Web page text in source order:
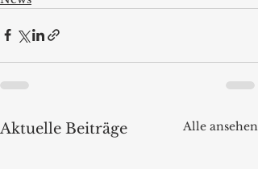
Aktuelle Beiträge Alle ansehen